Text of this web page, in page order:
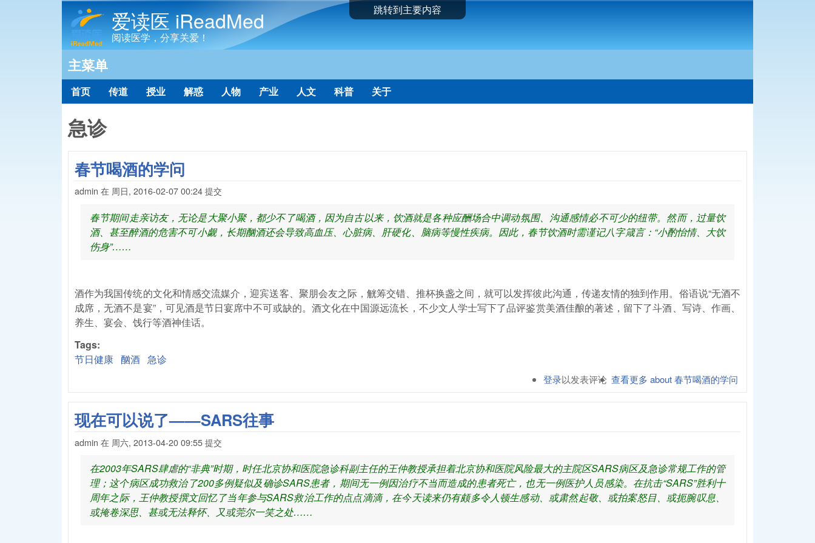
跳转到主要内容
爱读医 iReadMed
阅读医学，分享关爱！
主菜单
首页 传道 授业 解惑 人物 产业 人文 科普 关于
急诊
春节喝酒的学问
admin 在 周日, 2016-02-07 00:24提交
春节期间走亲访友，无论是大聚小聚，都少不了喝酒，因为自古以来，饮酒就是各种应酬场合中调动氛围、沟通感情必不可少的纽带。然而，过量饮
酒、甚至醉酒的危害不可小觑，长期酗酒还会导致高血压、心脏病、肝硬化、脑病等慢性疾病。因此，春节饮酒时需谨记八字箴言：“小酌怡情、大饮
伤身”……
酒作为我国传统的文化和情感交流媒介，迎宾送客、聚朋会友之际，觥筹交错、推杯换盏之间，就可以发挥彼此沟通，传递友情的独到作用。俗语说“无酒不
成席，无酒不是宴”，可见酒是节日宴席中不可或缺的。酒文化在中国源远流长，不少文人学士写下了品评鉴赏美酒佳酿的著述，留下了斗酒、写诗、作画、
养生、宴会、饯行等酒神佳话。
Tags:
节日健康 酗酒 急诊
查看更多 about 春节喝酒的学问
登录以发表评论
现在可以说了——SARS往事
admin 在 周六, 2013-04-20 09:55提交
在2003年SARS肆虐的“非典”时期，时任北京协和医院急诊科副主任的王仲教授承担着北京协和医院风险最大的主院区SARS病区及急诊常规工作的管
理；这个病区成功救治了200多例疑似及确诊SARS患者，期间无一例因治疗不当而造成的患者死亡，也无一例医护人员感染。在抗击“SARS”胜利十
周年之际，王仲教授撰文回忆了当年参与SARS救治工作的点点滴滴，在今天读来仍有颇多令人顿生感动、或肃然起敬、或拍案怒目、或扼腕叹息、
或掩卷深思、甚或无法释怀、又或莞尔一笑之处……